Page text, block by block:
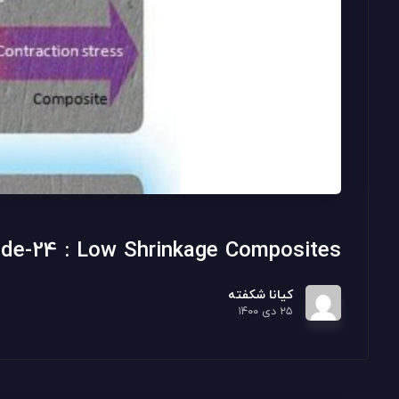
24 : Low Shrinkage Composites
کیانا شکفته
۲۵ دی ۱۴۰۰